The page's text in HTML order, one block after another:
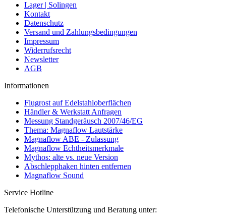
Lager | Solingen
Kontakt
Datenschutz
Versand und Zahlungsbedingungen
Impressum
Widerrufsrecht
Newsletter
AGB
Informationen
Flugrost auf Edelstahloberflächen
Händler & Werkstatt Anfragen
Messung Standgeräusch 2007/46/EG
Thema: Magnaflow Lautstärke
Magnaflow ABE - Zulassung
Magnaflow Echtheitsmerkmale
Mythos: alte vs. neue Version
Abschlepphaken hinten entfernen
Magnaflow Sound
Service Hotline
Telefonische Unterstützung und Beratung unter: